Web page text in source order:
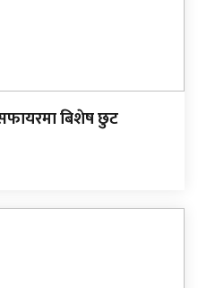
बिशेष छुट